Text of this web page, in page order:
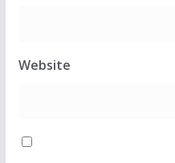
Website